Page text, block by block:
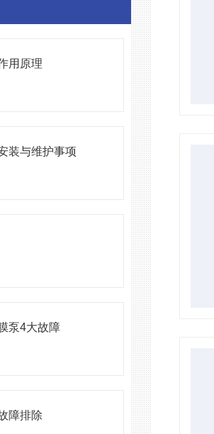
用原理
装与维护事项
泵4大故障
障排除